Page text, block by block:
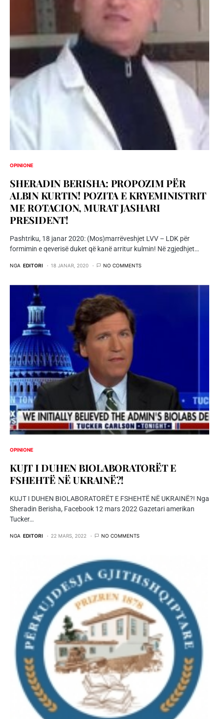
OPINIONE
SHERADIN BERISHA: PROPOZIM PËR
ALBIN KURTIN! POZITA E KRYEMINISTRIT
ME ROTACION, MURAT JASHARI
PRESIDENT!
Pashtriku, 18 janar 2020: (Mos)marrëveshjet LVV – LDK për
formimin e qeverisë duket që kanë arritur kulmin! Në zgjedhjet…
NGA EDITORI 18 JANAR, 2020 NO COMMENTS
OPINIONE
KUJT I DUHEN BIOLABORATORËT E
FSHEHTË NË UKRAINË?!
KUJT I DUHEN BIOLABORATORËT E FSHEHTË NË UKRAINË?! Nga
Sheradin Berisha, Facebook 12 mars 2022 Gazetari amerikan
Tucker…
NGA EDITORI 22 MARS, 2022 NO COMMENTS